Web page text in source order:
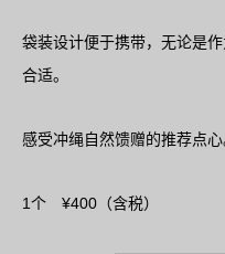
袋装设计便于携带，无论是
合适。
感受冲绳自然馈赠的推荐点心
1个 ¥400（含税）